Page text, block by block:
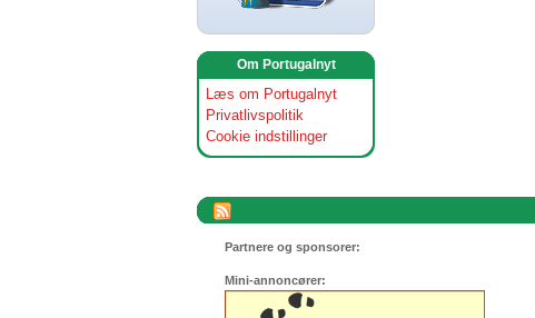
Om Portugalnyt
Læs om Portugalnyt
Privatlivspolitik
Cookie indstillinger
Partnere og sponsorer:
Mini-annoncører: